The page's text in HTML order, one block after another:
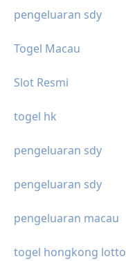
pengeluaran sdy
Togel Macau
Slot Resmi
togel hk
pengeluaran sdy
pengeluaran sdy
pengeluaran macau
togel hongkong lotto